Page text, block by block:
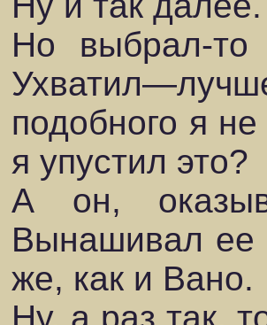
Но выбрал-
подобного я
я упустил это?
А он,
Вынашивал ее
же, как и Вано.